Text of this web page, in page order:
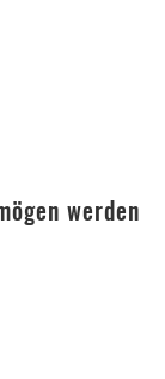
werden